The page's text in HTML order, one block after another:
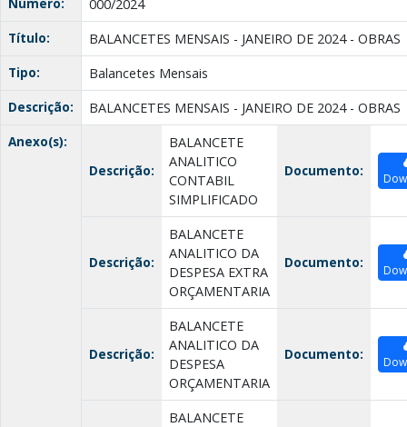
000/2024
Título:
BALANCETES MENSAIS - JANEIRO DE 2024 - OBRAS
Tipo:
Balancetes Mensais
Descrição:
BALANCETES MENSAIS - JANEIRO DE 2024 - OBRAS
Anexo(s):
Descrição:
BALANCETE
ANALITICO
CONTABIL
SIMPLIFICADO
Documento:
Descrição:
BALANCETE
ANALITICO DA
DESPESA EXTRA
ORÇAMENTARIA
Documento:
Descrição:
BALANCETE
ANALITICO DA
DESPESA
ORÇAMENTARIA
Documento:
BALANCETE